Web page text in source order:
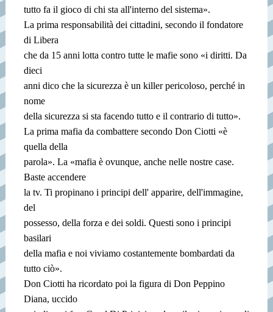
tutto fa il gioco di chi sta all'interno del sistema».
La prima responsabilità dei cittadini, secondo il fondatore
di Libera
che da 15 anni lotta contro tutte le mafie sono «i diritti. Da
dieci
anni dico che la sicurezza è un killer pericoloso, perché in
nome
della sicurezza si sta facendo tutto e il contrario di tutto».
La prima mafia da combattere secondo Don Ciotti «è
quella della
parola». La «mafia è ovunque, anche nelle nostre case.
Baste accendere
la tv. Ti propinano i principi dell' apparire, dell'immagine,
del
possesso, della forza e dei soldi. Questi sono i principi
basilari
della mafia e noi viviamo costantemente bombardati da
tutto ciò».
Don Ciotti ha ricordato poi la figura di Don Peppino
Diana, uccido